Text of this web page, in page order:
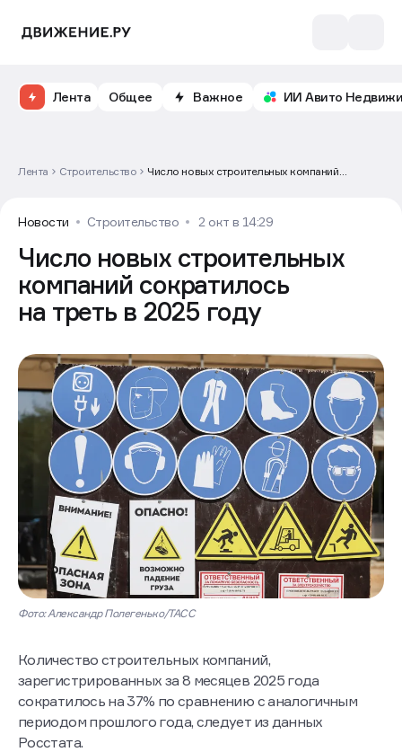
Лента Общее Важное ИИ Авито
Лента Строительство
Число новых строительных компаний
Новости Строительство 2 окт в 14:29
Число новых строительных
компаний сократилось
на треть в 2025 году
Фото: Александр Полегенько/ТАСС
Количество строительных компаний,
зарегистрированных за 8 месяцев 2025 года
сократилось на 37% по сравнению с аналогичным
периодом прошлого года, следует из данных
Росстата.